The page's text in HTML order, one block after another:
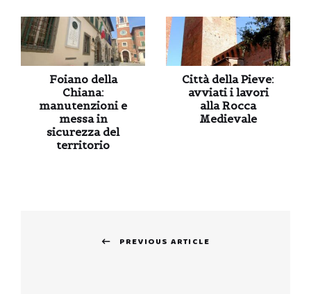
Foiano della
Chiana:
manutenzioni e
messa in
sicurezza del
territorio
Città della Pieve:
avviati i lavori
alla Rocca
Medievale
PREVIOUS ARTICLE